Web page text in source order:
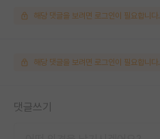
해당 댓글을 보려면 로그인이 필요합니다.
해당 댓글을 보려면 로그인이 필요합니다.
댓글쓰기